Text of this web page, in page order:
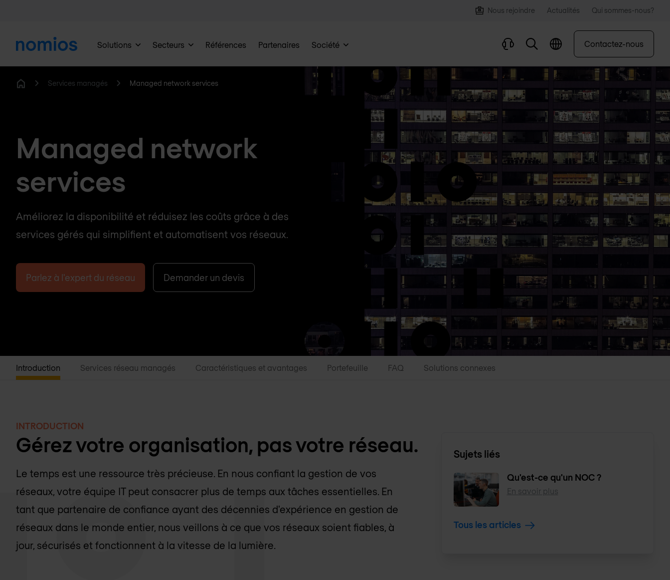
Nous rejoindre Actualités Qui sommes-nous?
Solutions Secteurs Références Partenaires Société Contactez-nous
Services managés Managed network services
Managed network
services
Améliorez la disponibilité et réduisez les coûts grâce à des
services gérés qui simplifient et automatisent vos réseaux.
Parlez à l'expert du réseau Demander un devis
Introduction Services réseau managés Caractéristiques et avantages Portefeuille FAQ Solutions connexes
INTRODUCTION
Gérez votre organisation, pas votre réseau.
Le temps est une ressource très précieuse. En nous confiant la gestion de vos
réseaux, votre équipe IT peut consacrer plus de temps aux tâches essentielles. En
tant que partenaire de confiance ayant des décennies d'expérience en gestion de
réseaux dans le monde entier, nous veillons à ce que vos réseaux soient fiables, à
jour, sécurisés et fonctionnent à la vitesse de la lumière.
Sujets liés
Qu'est-ce qu'un NOC ?
En savoir plus
Tous les articles